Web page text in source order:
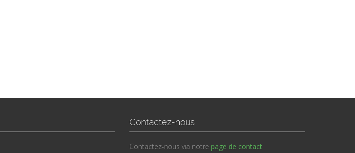
Contactez-nous
Contactez-nous via notre page de contact